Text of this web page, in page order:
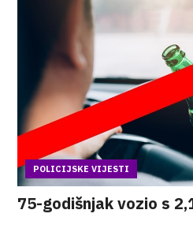
POLICIJSKE VIJESTI
75-godišnjak vozio s